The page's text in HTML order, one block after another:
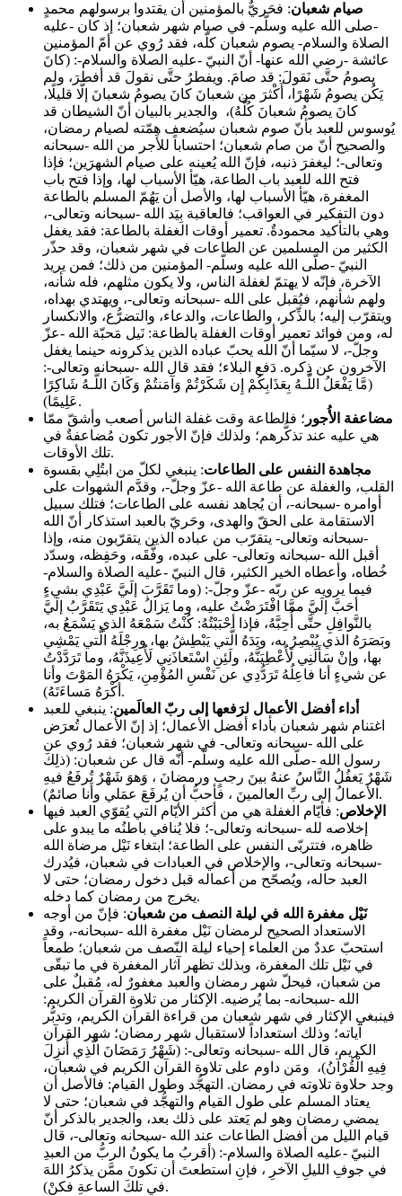
صيام شعبان: فحَريٌّ بالمؤمنين أن يقتدوا برسولهم محمدٍ
-صلى الله عليه وسلّم- في صيام شهر شعبان؛ إذ كان -عليه
الصلاة والسلام- يصوم شعبان كلّه، فقد رُوي عن أمّ المؤمنين
عائشة -رضي الله عنها- أنّ النبيّ -عليه الصلاة والسلام-: (كانَ
يصومُ حتَّى نَقولَ: قد صامَ. ويفطرُ حتَّى نقولَ قد أفطرَ، ولم
يَكُن يصومُ شَهْرًا، أَكْثرَ من شعبانَ كانَ يصومُ شعبانَ إلَّا قليلًا،
كانَ يصومُ شعبانَ كُلَّهُ)، والجدير بالبيان أنّ الشيطان قد
يُوسوس للعبد بأنّ صوم شعبان سيُضعف هِمّته لصيام رمضان،
والصحيح أنّ من صام شعبان؛ احتساباً للأجر من الله -سبحانه
وتعالى-؛ ليغفرَ ذنبه، فإنّ الله يُعينه على صيام الشهرَين؛ فإذا
فتح الله للعبد باب الطاعة، هيّأ الأسباب لها، وإذا فتح باب
المغفرة، هيّأ الأسباب لها، والأصل أن يَهُمّ المسلم بالطاعة
دون التفكير في العواقب؛ فالعاقبة بِيَد الله -سبحانه وتعالى-،
وهي بالتأكيد محمودةٌ. تعمير أوقات الغفلة بالطاعة: فقد يغفل
الكثير من المسلمين عن الطاعات في شهر شعبان، وقد حذّر
النبيّ -صلّى الله عليه وسلّم- المؤمنين من ذلك؛ فمن يريد
الآخرة، فإنّه لا يهتمّ لغفلة الناس، ولا يكون مثلهم، فله شأنه،
ولهم شأنهم، فيُقبل على الله -سبحانه وتعالى-، ويهتدي بهداه،
ويتقرّب إليه؛ بالذِّكر، والطاعات، والدعاء، والتضرُّع، والانكسار
له، ومن فوائد تعمير أوقات الغفلة بالطاعة: نَيل مَحبّة الله -عزّ
وجلّ-، لا سيّما أنّ الله يحبّ عباده الذين يذكرونه حينما يغفل
الآخرون عن ذِكره. دَفع البلاء؛ فقد قال الله -سبحانه وتعالى-:
(مَّا يَفْعَلُ اللَّـهُ بِعَذَابِكُمْ إِن شَكَرْتُمْ وَآمَنتُمْ وَكَانَ اللَّـهُ شَاكِرًا
عَلِيمًا).
مضاعفة الأُجور ؛ فالطاعة وقت غفلة الناس أصعب وأشقّ ممّا
هي عليه عند تذكُّرهم؛ ولذلك فإنّ الأجور تكون مُضاعفةٌ في
تلك الأوقات.
مجاهدة النفس على الطاعات: ينبغي لكلّ من ابتُلِي بقسوة
القلب، والغفلة عن طاعة الله -عزّ وجلّ-، وقدَّم الشهوات على
أوامره -سبحانه-، أن يُجاهد نفسه على الطاعات؛ فتلك سبيل
الاستقامة على الحقّ والهدى، وحَريّ بالعبد استذكار أنّ الله
-سبحانه وتعالى- يتقرّب من عباده الذين يتقرّبون منه، وإذا
أقبل الله -سبحانه وتعالى- على عبده، وفَّقَه، وحَفِظه، وسدّد
خُطاه، وأعطاه الخير الكثير، قال النبيّ -عليه الصلاة والسلام-
فيما يرويه عن ربّه -عزّ وجلّ-: (وما تَقَرَّبَ إلَيَّ عَبْدِي بشيءٍ
أحَبَّ إلَيَّ ممَّا افْتَرَضْتُ عليه، وما يَزالُ عَبْدِي يَتَقَرَّبُ إلَيَّ
بالنَّوافِلِ حتَّى أُحِبَّهُ، فإذا أحْبَبْتُهُ: كُنْتُ سَمْعَهُ الذي يَسْمَعُ به،
وبَصَرَهُ الذي يُبْصِرُ به، ويَدَهُ الَّتي يَبْطِشُ بها، ورِجْلَهُ الَّتي يَمْشِي
بها، وإنْ سَأَلَنِي لَأُعْطِيَنَّهُ، ولَئِنِ اسْتَعاذَنِي لَأُعِيذَنَّهُ، وما تَرَدَّدْتُ
عن شيءٍ أنا فاعِلُهُ تَرَدُّدِي عن نَفْسِ المُؤْمِنِ، يَكْرَهُ المَوْتَ وأنا
أكْرَهُ مَساءَتَهُ).
أداء أفضل الأعمال لرَفعها إلى ربّ العالَمين: ينبغي للعبد
اغتنام شهر شعبان بأداء أفضل الأعمال؛ إذ إنّ الأعمال تُعرَض
على الله -سبحانه وتعالى- في شهر شعبان؛ فقد رُوي عن
رسول الله -صلّى الله عليه وسلّم- أنّه قال عن شعبان: (ذلِكَ
شَهْرٌ يَغفُلُ النَّاسُ عنهُ بينَ رجبٍ ورمضانَ ، وَهوَ شَهْرٌ تُرفَعُ فيهِ
الأعمالُ إلى ربِّ العالمينَ ، فأحبُّ أن يُرفَعَ عمَلي وأَنا صائمٌ).
الإخلاص: فأيّام الغفلة هي من أكثر الأيّام التي يُقوّي العبد فيها
إخلاصه لله -سبحانه وتعالى-؛ فلا يُنافي باطنُه ما يبدو على
ظاهره، فتتربّى النفس على الطاعة؛ ابتغاء نَيْل مرضاة الله
-سبحانه وتعالى-، والإخلاص في العبادات في شعبان، فيُدرك
العبد حاله، ويُصحّح من أعماله قبل دخول رمضان؛ حتى لا
يخرج من رمضان كما دخله.
نَيْل مغفرة الله في ليلة النصف من شعبان: فإنّ من أوجه
الاستعداد الصحيح لرمضان نَيْل مغفرة الله -سبحانه-، وقد
استحبّ عددٌ من العلماء إحياء ليلة النّصف من شعبان؛ طمعاً
في نَيْل تلك المغفرة، وبذلك تظهر آثار المغفرة في ما تبقّى
من شعبان، فيحلّ شهر رمضان والعبد مغفورٌ له، مُقبلٌ على
الله -سبحانه- بما يُرضيه. الإكثار من تلاوة القرآن الكريم:
فينبغي الإكثار في شهر شعبان من قراءة القرآن الكريم، وتدبُّر
آياته؛ وذلك استعداداً لاستقبال شهر رمضان؛ شهر القرآن
الكريم، قال الله -سبحانه وتعالى-: (شَهْرُ رَمَضَانَ الَّذِي أُنزِلَ
فِيهِ الْقُرْآنُ)، ومَن داوم على تلاوة القرآن الكريم في شعبان،
وجد حلاوة تلاوته في رمضان. التهجُّد وطول القيام: فالأصل أن
يعتاد المسلم على طول القيام والتهجُّد في شعبان؛ حتى لا
يمضي رمضان وهو لم يَعتد على ذلك بعد، والجدير بالذكر أنّ
قيام الليل من أفضل الطاعات عند الله -سبحانه وتعالى-، قال
النبيّ -عليه الصلاة والسلام-: (أقربُ ما يكونُ الربُّ من العبدِ
في جوفِ الليلِ الآخرِ ، فإنِ استطعتَ أن تكونَ ممَّن يذكرُ اللهَ
في تلكَ الساعةِ فكنْ).